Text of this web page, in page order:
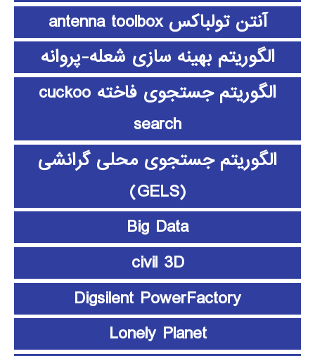
آنتن تولباکس antenna toolbox
الگوریتم بهینه سازی شعله-پروانه
الگوریتم جستجوی فاخته cuckoo
search
الگوریتم جستجوی محلی گرانشی
(GELS)
Big Data
civil 3D
Digsilent PowerFactory
Lonely Planet